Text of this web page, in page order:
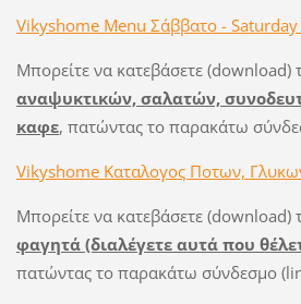
Vikyshome Menu Σάββατο -
Μπορείτε να κατεβάσετε (download)
αναψυκτικών, σαλατών,
καφε, πατώντας το παρακάτω
Vikyshome Καταλογος Ποτων,
Μπορείτε να κατεβάσετε (download)
φαγητά (διαλέγετε αυτά που
πατώντας το παρακάτω σύνδεσμο